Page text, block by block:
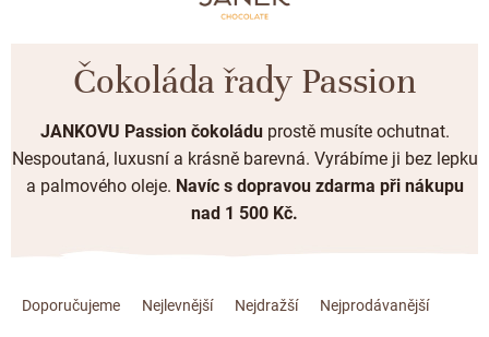
BESTSELLERY
Plněné čokolády
Bílá čokoláda
BONBONIERY, PRALINKY A LANÝŽE
Kusové pralinky a lanýže
Čokoláda řady Passion
JANKOVU Passion čokoládu prostě musíte ochutnat.
Nespoutaná, luxusní a krásně barevná. Vyrábíme ji bez lepku
a palmového oleje. Navíc s dopravou zdarma při nákupu
nad 1 500 Kč.
Doporučujeme Nejlevnější Nejdražší Nejprodávanější